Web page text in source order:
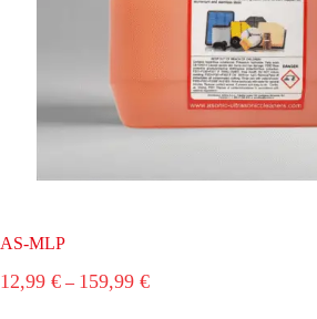
AS-MLP
12,99 € – 159,99 €Hinnavahemik: